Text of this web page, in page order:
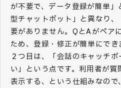
が不要で、データ登録が簡単
型チャットボット」と異なり
要がありません。QとAがペア
ため、登録・修正が簡単にでき
２つ目は、「会話のキャッチ
い」という点です。利用者が
表示する、という仕組みなの